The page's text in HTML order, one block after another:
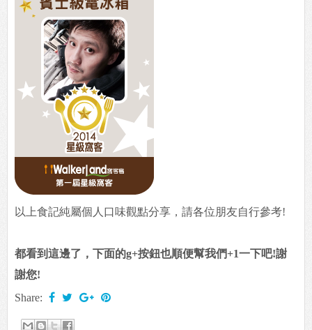
以上食記純屬個人口味觀點分享，請各位朋友自行參考!
都看到這邊了，下面的g+按鈕也順便幫我們+1一下吧!謝
謝您!
Share: